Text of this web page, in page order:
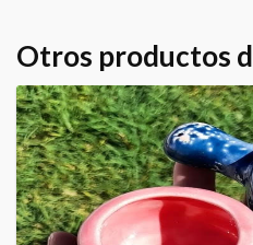
Otros productos